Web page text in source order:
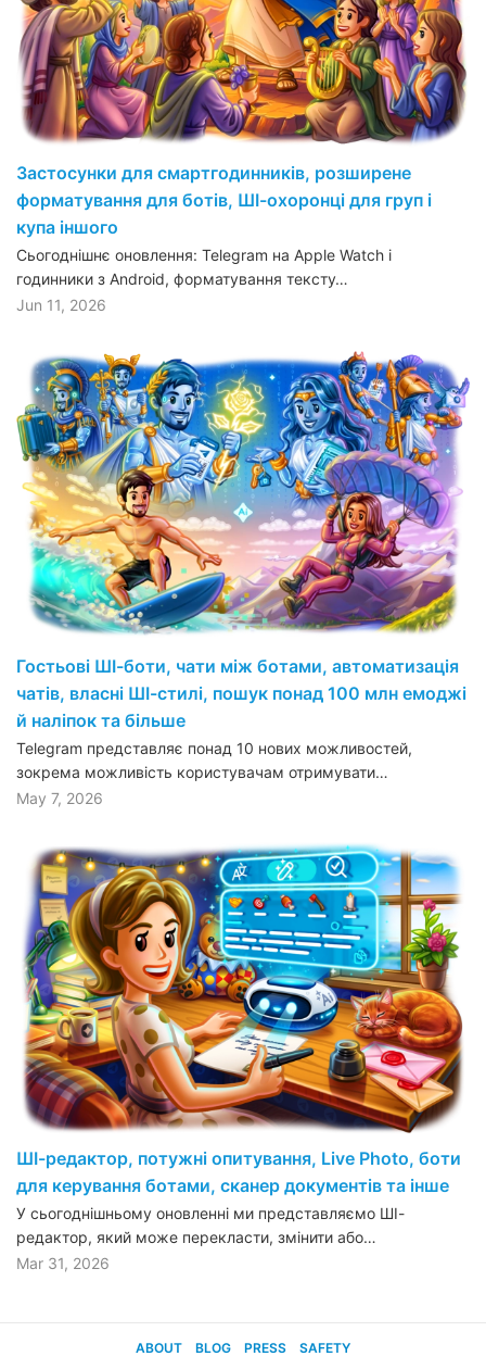
Застосунки для смартгодинників, розширене
форматування для ботів, ШІ-охоронці для груп і
купа іншого
Сьогоднішнє оновлення: Telegram на Apple Watch і
годинники з Android, форматування тексту…
Jun 11, 2026
Гостьові ШІ-боти, чати між ботами, автоматизація
чатів, власні ШІ-стилі, пошук понад 100 млн емоджі
й наліпок та більше
Telegram представляє понад 10 нових можливостей,
зокрема можливість користувачам отримувати…
May 7, 2026
ШІ-редактор, потужні опитування, Live Photo, боти
для керування ботами, сканер документів та інше
У сьогоднішньому оновленні ми представляємо ШІ-
редактор, який може перекласти, змінити або…
Mar 31, 2026
ABOUT BLOG PRESS SAFETY